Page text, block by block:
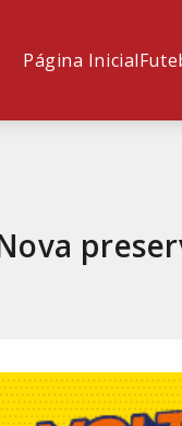
Página Inicial